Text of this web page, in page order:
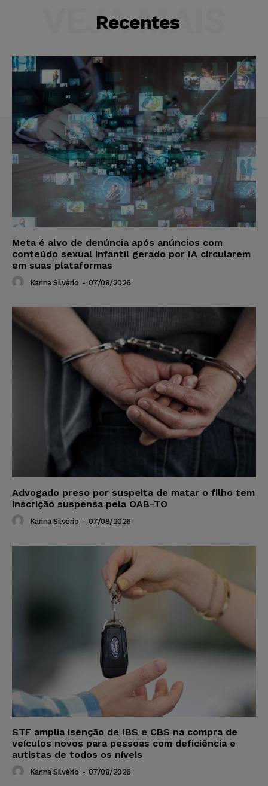
Recentes
VEJA MAIS
Meta é alvo de denúncia após anúncios com
conteúdo sexual infantil gerado por IA circularem
em suas plataformas
Karina Silvério - 07/08/2026
Advogado preso por suspeita de matar o filho tem
inscrição suspensa pela OAB-TO
Karina Silvério - 07/08/2026
STF amplia isenção de IBS e CBS na compra de
veículos novos para pessoas com deficiência e
autistas de todos os níveis
Karina Silvério - 07/08/2026